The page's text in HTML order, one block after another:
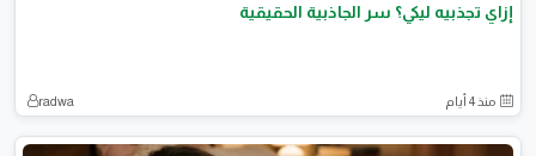
إزاي تجذبيه ليكي؟ سر الجاذبية الحقيقية
منذ 4 أيام radwa